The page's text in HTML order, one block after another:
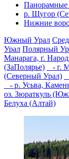
Панорамные
р. Щугор
Нижние
Южный Урал
Урал Полярный
Манарага, г.
(ЗаПолярье)
- г.
(Северный Урал)
- р. Усьва,
оз. Зюраткуль
Белуха (Алтай)